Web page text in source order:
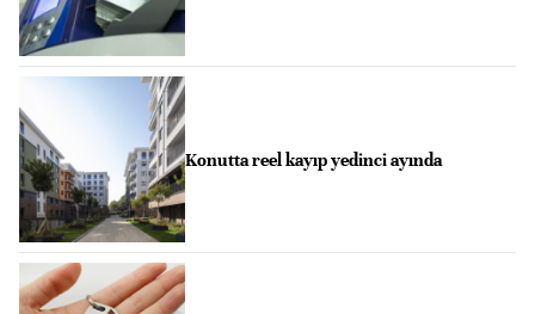
Konutta reel kayıp yedinci ayında